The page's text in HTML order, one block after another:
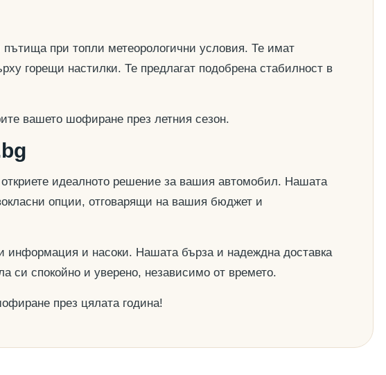
при топли метеорологични условия. Те имат
горещи настилки. Те предлагат подобрена стабилност в
вашето шофиране през летния сезон.
идеалното решение за вашия автомобил. Нашата
опции, отговарящи на вашия бюджет и
информация и насоки. Нашата бърза и надеждна доставка
си спокойно и уверено, независимо от времето.
през цялата година!